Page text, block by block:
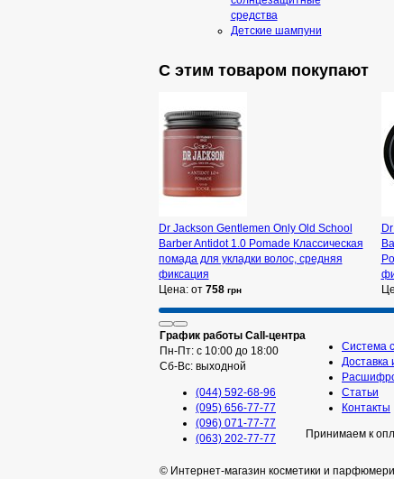
средства
Детские шампуни
С этим товаром покупают
Dr Jackson Gentlemen Only Old School
Barber Antidot 1.0 Pomade Классическая
помада для укладки волос, средняя
фиксация
Цена: от 758 грн
График работы Call-центра
Пн-Пт: с 10:00 до 18:00
Сб-Вс: выходной
(044) 592-68-96
(095) 656-77-77
(096) 071-77-77
(063) 202-77-77
Система
Доставка
Статьи
Контакты
Принимаем к
© Интернет-магазин косметики и